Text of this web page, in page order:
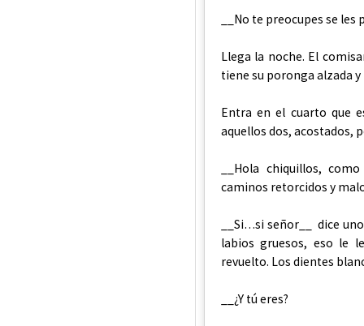
__No te preocupes se
Llega la noche. El
tiene su poronga alzada
Entra en el cuarto que
aquellos dos, acostados,
__Hola chiquillos,
caminos retorcidos y
__Si…si señor__ dice
labios gruesos, eso le
revuelto. Los dientes
__¿Y tú eres?